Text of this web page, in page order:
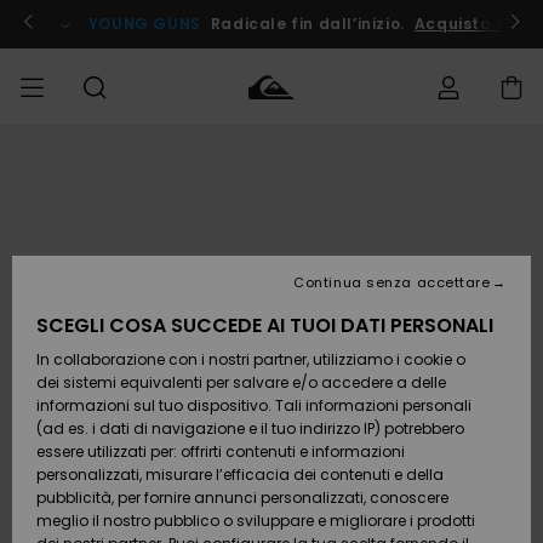
informazioni
prodotto
! YOUNG GUNS Radicale fin dall’inizio. Acquista Ora
Accessori
Calzature
e
infradito
Surf /
Acqua
Accessori
Calzature
e
infradito
Surf /
Acqua
Nuovi
Da
Scoprire
Snow
SURF
Highlights
Comunità
SNOW
Shop
Snow
Shop
Donna
OUTLET
Outlet
Donna
Pagamento
Buono regalo
Quiksilver
Freedom
SCEGLI COSA SUCCEDE AI TUOI DATI PERSONALI
In collaborazione con i nostri partner, utilizziamo i cookie o
dei sistemi equivalenti per salvare e/o accedere a delle
informazioni sul tuo dispositivo. Tali informazioni personali
(ad es. i dati di navigazione e il tuo indirizzo IP) potrebbero
essere utilizzati per: offrirti contenuti e informazioni
personalizzati, misurare l’efficacia dei contenuti e della
pubblicità, per fornire annunci personalizzati, conoscere
meglio il nostro pubblico o sviluppare e migliorare i prodotti
Continua senza accettare